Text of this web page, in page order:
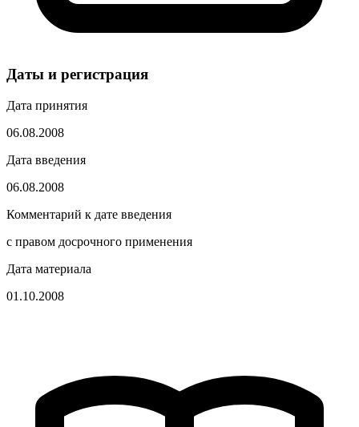
Даты и регистрация
Дата принятия
06.08.2008
Дата введения
06.08.2008
Комментарий к дате введения
с правом досрочного применения
Дата материала
01.10.2008